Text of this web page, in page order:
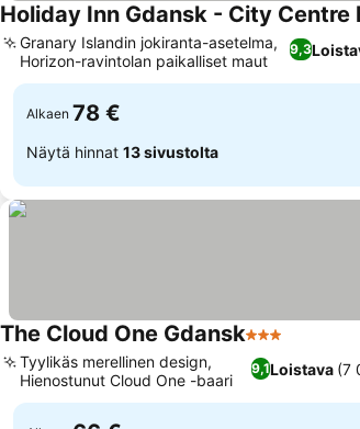
Holiday Inn Gdansk - City Centre
9,3
Granary Islandin jokiranta-asetelma,
Horizon-ravintolan paikalliset maut
Alkaen 78 €
Näytä hinnat 13 sivustolta
The Cloud One Gdansk3 Tähtiluokitus
9,1Loistava (7
Tyylikäs merellinen design,
Hienostunut Cloud One -baari